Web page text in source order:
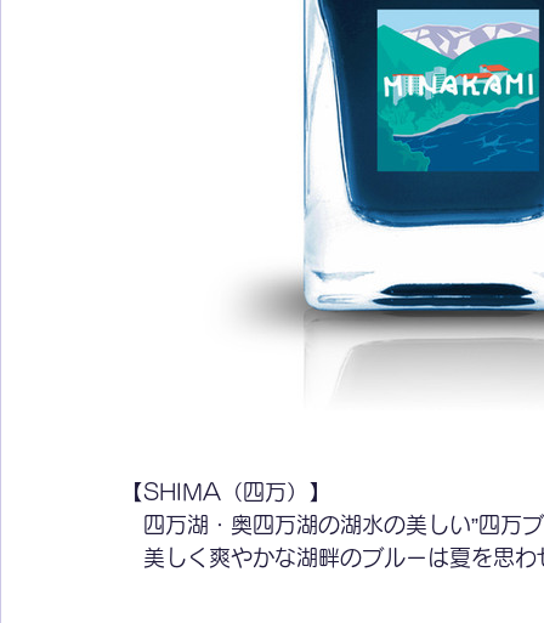
【SHIMA（四万）】
四万湖・奥四万湖の湖水の美しい”四万
美しく爽やかな湖畔のブルーは夏を思わ